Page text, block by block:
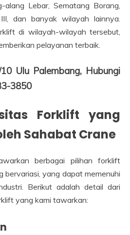
alang Lebar, Sematang Borang,
dan banyak wilayah lainnya.
di wilayah-wilayah tersebut,
pelayanan terbaik.
Ulu Palembang, Hubungi
3850
Forklift yang
Sahabat Crane
berbagai pilihan forklift
bervariasi, yang dapat memenuhi
Berikut adalah detail dari
yang kami tawarkan: